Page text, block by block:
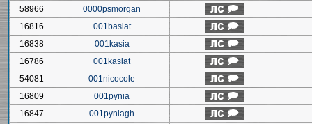
58966
0000psmorgan
16816
001basiat
16838
001kasia
16786
001kasiat
54081
001nicocole
16809
001pynia
16847
001pyniagh